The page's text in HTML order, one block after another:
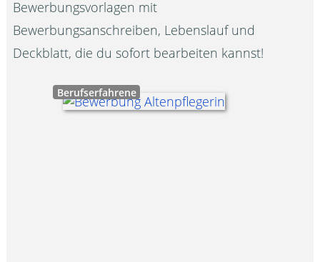
Bewerbungsvorlagen mit
Bewerbungsanschreiben, Lebenslauf und
Deckblatt, die du sofort bearbeiten kannst!
Berufserfahrene